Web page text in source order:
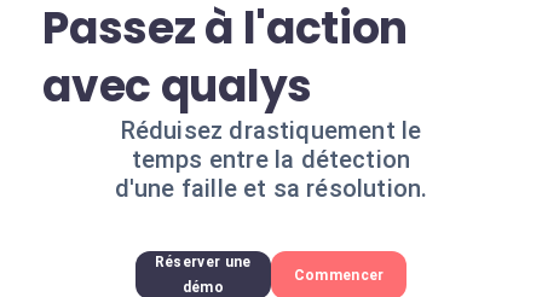
Passez à l'action
avec qualys
Réduisez drastiquement le
temps entre la détection
d'une faille et sa résolution.
Réserver une
démo
Commencer